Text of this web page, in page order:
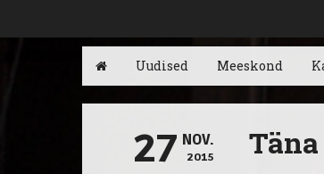
Uudised Meeskond
27 NOV.
2015